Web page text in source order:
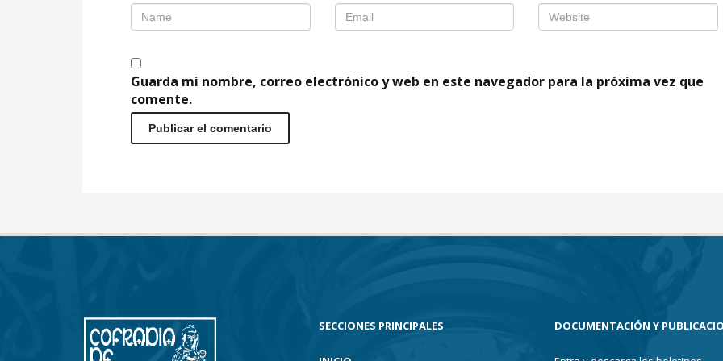
Guarda mi nombre, correo electrónico y web en este navegador para la próxima vez que
comente.
SECCIONES PRINCIPALES DOCUMENTACIÓN Y